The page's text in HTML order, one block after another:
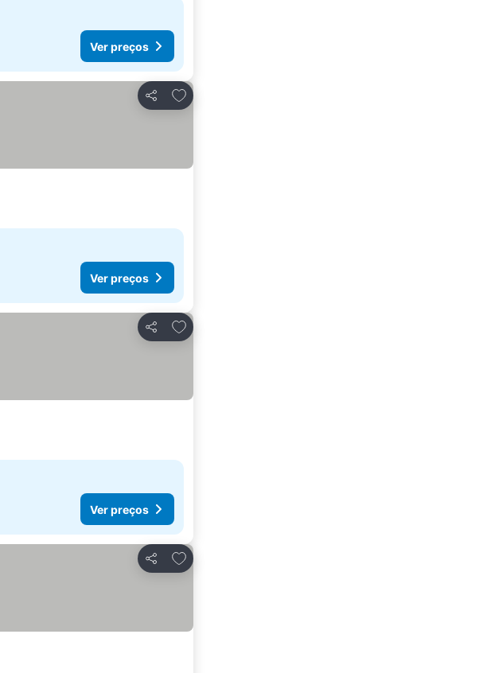
Ver preços
Partilhar
Adicionar aos favoritos
Ver preços
Partilhar
Adicionar aos favoritos
Ver preços
Partilhar
Adicionar aos favoritos